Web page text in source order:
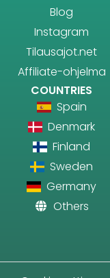
Blog
Instagram
Tilausajot.net
Affiliate-ohjelma
COUNTRIES
Spain
Denmark
Finland
Sweden
Germany
Others